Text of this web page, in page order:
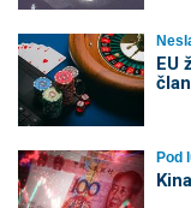
EU
Pod